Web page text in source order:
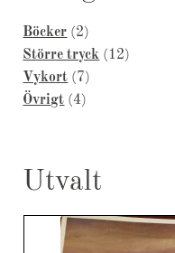
Böcker 22
products
Större tryck 1212
Vykort 77
products
Övrigt 44
Utvalt